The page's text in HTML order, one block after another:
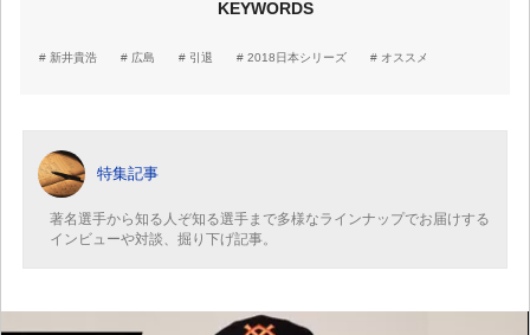
KEYWORDS
新井貴浩 広島 引退 2018日本シリーズ オススメ
特集記事
著名選手から知る人ぞ知る選手まで多様なラインナップでお届けする
インビューや対談、掘り下げ記事。